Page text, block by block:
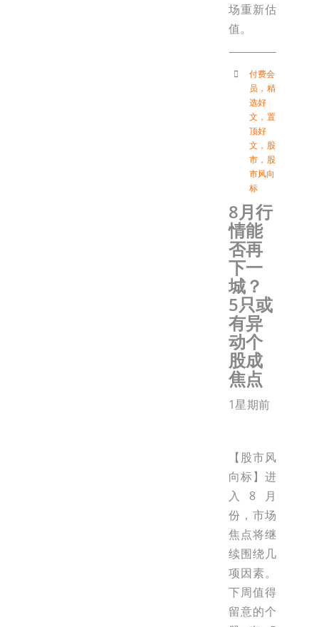
场重新估
值。
付费会
员 ， 精
选好
文 ， 置
顶好
文 ， 股
市 ， 股
市风向
标
8月行
情能
否再
下一
城？
5只或
有异
动个
股成
焦点
1星期前
【股市风
向标】进
入8月
份，市场
焦点将继
续围绕几
项因素。
下周值得
留意的个